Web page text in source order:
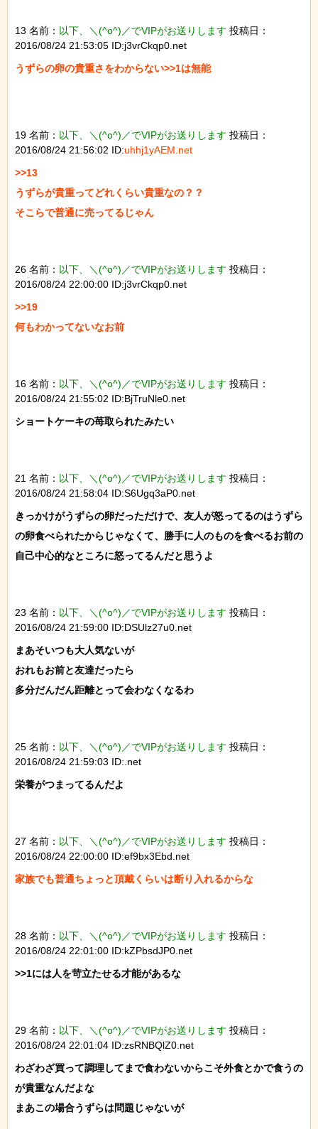
13 名前： 以下、＼(^o^)／でVIPがお送りします 投稿日：
2016/08/24 21:53:05 ID:j3vrCkqp0.net
うずらの卵の貴重さをわからない>>1は無能
19 名前： 以下、＼(^o^)／でVIPがお送りします 投稿日：
2016/08/24 21:56:02 ID:uhhj1yAEM.net
>>13
うずらが貴重ってどれくらい貴重なの？？
そこらで普通に売ってるじゃん
26 名前： 以下、＼(^o^)／でVIPがお送りします 投稿日：
2016/08/24 22:00:00 ID:j3vrCkqp0.net
>>19
何もわかってないなお前
16 名前： 以下、＼(^o^)／でVIPがお送りします 投稿日：
2016/08/24 21:55:02 ID:BjTruNle0.net
ショートケーキの苺取られたみたい
21 名前： 以下、＼(^o^)／でVIPがお送りします 投稿日：
2016/08/24 21:58:04 ID:S6Ugq3aP0.net
きっかけがうずらの卵だっただけで、友人が怒ってるのはうずら
の卵食べられたからじゃなくて、勝手に人のものを食べるお前の
自己中心的なところに怒ってるんだと思うよ
23 名前： 以下、＼(^o^)／でVIPがお送りします 投稿日：
2016/08/24 21:59:00 ID:DSUlz27u0.net
まあそいつも大人気ないが
おれもお前と友達だったら
多分だんだん距離とって会わなくなるわ
25 名前： 以下、＼(^o^)／でVIPがお送りします 投稿日：
2016/08/24 21:59:03 ID:.net
栄養がつまってるんだよ
27 名前： 以下、＼(^o^)／でVIPがお送りします 投稿日：
2016/08/24 22:00:00 ID:ef9bx3Ebd.net
家族でも普通ちょっと頂戴くらいは断り入れるからな
28 名前： 以下、＼(^o^)／でVIPがお送りします 投稿日：
2016/08/24 22:01:00 ID:kZPbsdJP0.net
>>1には人を苛立たせる才能があるな
29 名前： 以下、＼(^o^)／でVIPがお送りします 投稿日：
2016/08/24 22:01:04 ID:zsRNBQlZ0.net
わざわざ買って調理してまで食わないからこそ外食とかで食うの
が貴重なんだよな
まあこの場合うずらは問題じゃないが